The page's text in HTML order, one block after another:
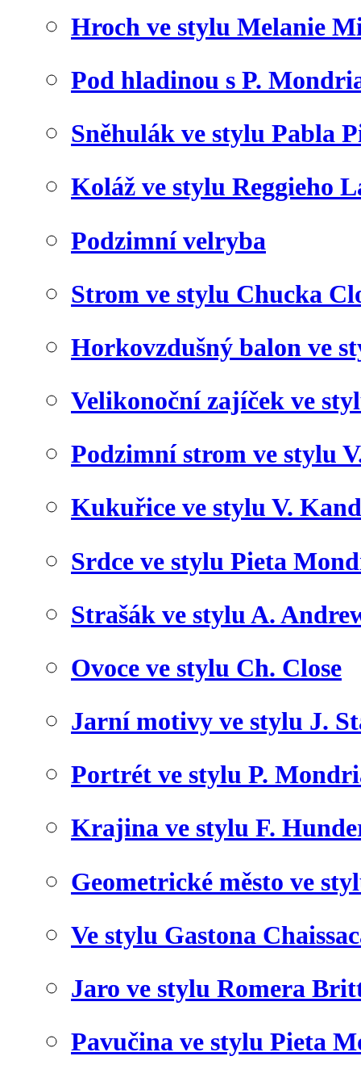
Hroch ve stylu Melanie
Pod hladinou s P.
Sněhulák ve stylu Pabla
Koláž ve stylu Reggieho
Podzimní velryba
Strom ve stylu Chucka
Horkovzdušný balon ve
Velikonoční zajíček ve
Podzimní strom ve stylu
Kukuřice ve stylu V.
Srdce ve stylu Pieta
Strašák ve stylu A.
Ovoce ve stylu Ch. Close
Jarní motivy ve stylu J.
Portrét ve stylu P.
Krajina ve stylu F.
Geometrické město ve
Ve stylu Gastona
Jaro ve stylu Romera
Pavučina ve stylu Pieta